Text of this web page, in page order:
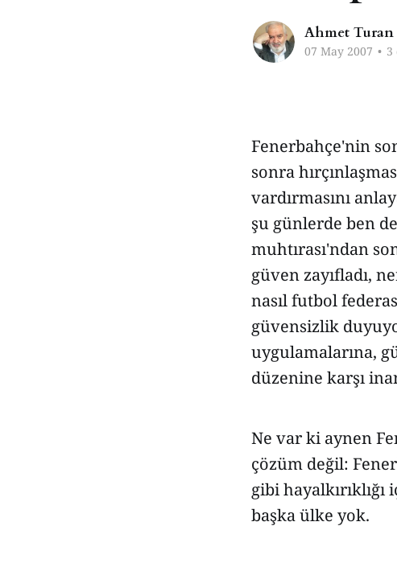
Ahmet
07 May 2007 • 3
Fenerbahçe'nin
sonra
vardırmasını
şu günlerde ben
muhtırası'ndan
güven zayıfladı,
nasıl futbol
güvensizlik
uygulamalarına,
düzenine karşı
Ne var ki aynen
çözüm değil:
gibi
başka ülke yok.